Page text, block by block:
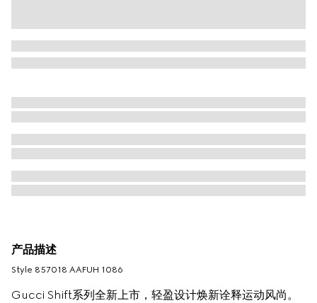
产品描述
Style ‎857018 AAFUH 1086
Gucci Shift系列全新上市，轻盈设计焕新诠释运动风尚。